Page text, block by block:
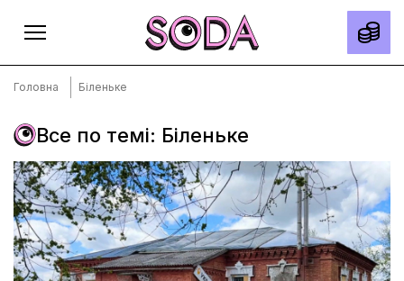
Головна
Тексти
Спецпроєкти
Slow news
Головна Біленьке
Все по темі: Біленьке